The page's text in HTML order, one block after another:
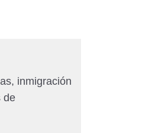
inmigración
de